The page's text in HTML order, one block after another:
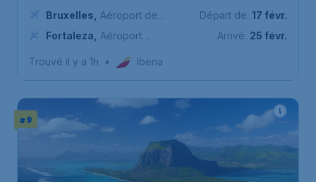
Bruxelles
Aéroport de
Bruxelles-National
Fortaleza
Aéroport
Départ de: 17 févr.
Arrivé: 25 févr.
Trouvé il y a 1h • Iberia
# 9